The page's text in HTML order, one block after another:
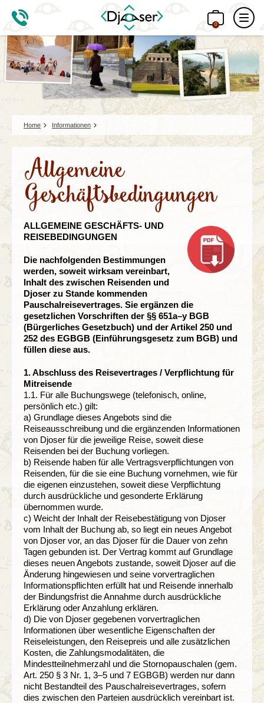
0
Home Informationen
Allgemeine
Geschäftsbedingungen
ALLGEMEINE GESCHÄFTS- UND
REISEBEDINGUNGEN
Die nachfolgenden Bestimmungen
werden, soweit wirksam vereinbart,
Inhalt des zwischen Reisenden und
Djoser zu Stande kommenden
Pauschalreisevertrages. Sie ergänzen die
gesetzlichen Vorschriften der §§ 651a–y BGB
(Bürgerliches Gesetzbuch) und der Artikel 250 und
252 des EGBGB (Einführungsgesetz zum BGB) und
füllen diese aus.
1. Abschluss des Reisevertrages / Verpflichtung für
Mitreisende
1.1. Für alle Buchungswege (telefonisch, online,
persönlich etc.) gilt:
a) Grundlage dieses Angebots sind die
Reiseausschreibung und die ergänzenden Informationen
von Djoser für die jeweilige Reise, soweit diese
Reisenden bei der Buchung vorliegen.
b) Reisende haben für alle Vertragsverpflichtungen von
Reisenden, für die sie eine Buchung vornehmen, wie für
die eigenen einzustehen, soweit diese Verpflichtung
durch ausdrückliche und gesonderte Erklärung
übernommen wurde.
c) Weicht der Inhalt der Reisebestätigung von Djoser
vom Inhalt der Buchung ab, so liegt ein neues Angebot
von Djoser vor, an das Djoser für die Dauer von zehn
Tagen gebunden ist. Der Vertrag kommt auf Grundlage
dieses neuen Angebots zustande, soweit Djoser auf die
Änderung hingewiesen und seine vorvertraglichen
Informationspflichten erfüllt hat und Reisende innerhalb
der Bindungsfrist die Annahme durch ausdrückliche
Erklärung oder Anzahlung erklären.
d) Die von Djoser gegebenen vorvertraglichen
Informationen über wesentliche Eigenschaften der
Reiseleistungen, den Reisepreis und alle zusätzlichen
Kosten, die Zahlungsmodalitäten, die
Mindestteilnehmerzahl und die Stornopauschalen (gem.
Art. 250 § 3 Nr. 1, 3–5 und 7 EGBGB) werden nur dann
nicht Bestandteil des Pauschalreisevertrages, sofern
dies zwischen den Parteien ausdrücklich vereinbart ist.